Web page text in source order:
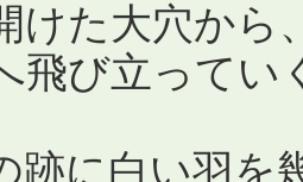
けた大穴から
飛び立ってい
に白い羽を